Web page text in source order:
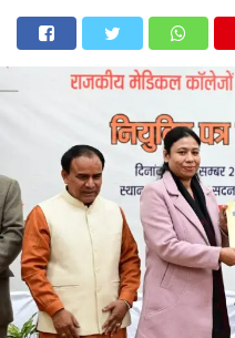
उत्तराखंड अल्मोड़ाउत्तरकाशीउधम
देहरादून
नैनीतालपिथौरागढ़पौड़ी